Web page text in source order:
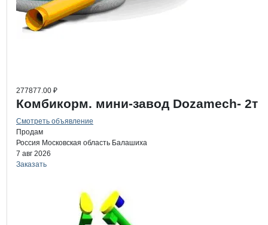
277877.00 ₽
Комбикорм. мини-завод Dozamech- 2т
Смотреть объявление
Продам
Россия Московская область Балашиха
7 авг 2026
Заказать